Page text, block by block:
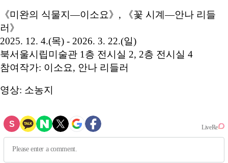
《미완의 식물지—이소요》, 《꽃 시계—안나 리들
러》
2025. 12. 4.(목) - 2026. 3. 22.(일)
북서울시립미술관 1층 전시실 2, 2층 전시실 4
참여작가: 이소요, 안나 리들러
영상: 소농지